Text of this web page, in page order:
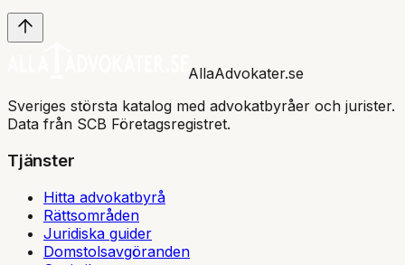
AllaAdvokater.se
Sveriges största katalog med advokatbyråer och jurister.
Data från SCB Företagsregistret.
Tjänster
Hitta advokatbyrå
Rättsområden
Juridiska guider
Domstolsavgöranden